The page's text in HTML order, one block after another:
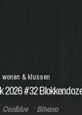
2026 #32
wonen & klussen
Coolblue Bitvavo